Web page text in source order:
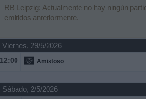
RB Leipzig: Actualmente no hay ningún
emitidos anteriormente.
Viernes, 29/5/2026
12:00 Amistoso
Sábado, 2/5/2026